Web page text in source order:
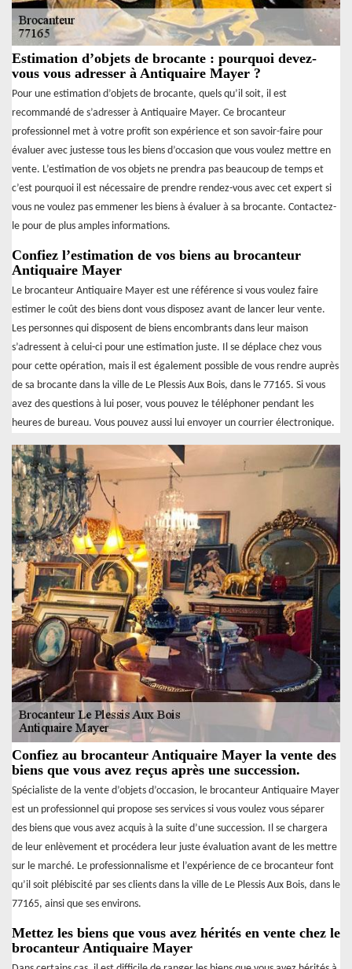
Estimation d’objets de brocante : pourquoi devez-
vous vous adresser à Antiquaire Mayer ?
Pour une estimation d’objets de brocante, quels qu’il soit, il est
recommandé de s’adresser à Antiquaire Mayer. Ce brocanteur
professionnel met à votre profit son expérience et son savoir-faire pour
évaluer avec justesse tous les biens d’occasion que vous voulez mettre en
vente. L’estimation de vos objets ne prendra pas beaucoup de temps et
c’est pourquoi il est nécessaire de prendre rendez-vous avec cet expert si
vous ne voulez pas emmener les biens à évaluer à sa brocante. Contactez-
le pour de plus amples informations.
Confiez l’estimation de vos biens au brocanteur
Antiquaire Mayer
Le brocanteur Antiquaire Mayer est une référence si vous voulez faire
estimer le coût des biens dont vous disposez avant de lancer leur vente.
Les personnes qui disposent de biens encombrants dans leur maison
s’adressent à celui-ci pour une estimation juste. Il se déplace chez vous
pour cette opération, mais il est également possible de vous rendre auprès
de sa brocante dans la ville de Le Plessis Aux Bois, dans le 77165. Si vous
avez des questions à lui poser, vous pouvez le téléphoner pendant les
heures de bureau. Vous pouvez aussi lui envoyer un courrier électronique.
Confiez au brocanteur Antiquaire Mayer la vente des
biens que vous avez reçus après une succession.
Spécialiste de la vente d’objets d’occasion, le brocanteur Antiquaire Mayer
est un professionnel qui propose ses services si vous voulez vous séparer
des biens que vous avez acquis à la suite d’une succession. Il se chargera
de leur enlèvement et procédera leur juste évaluation avant de les mettre
sur le marché. Le professionnalisme et l’expérience de ce brocanteur font
qu’il soit plébiscité par ses clients dans la ville de Le Plessis Aux Bois, dans le
77165, ainsi que ses environs.
Mettez les biens que vous avez hérités en vente chez le
brocanteur Antiquaire Mayer